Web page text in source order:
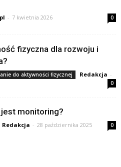
- 7 kwietnia 2026 0
fizyczna dla rozwoju i
do aktywności fizycznej Redakcja -
0
monitoring?
Redakcja - 28 października 2025 0